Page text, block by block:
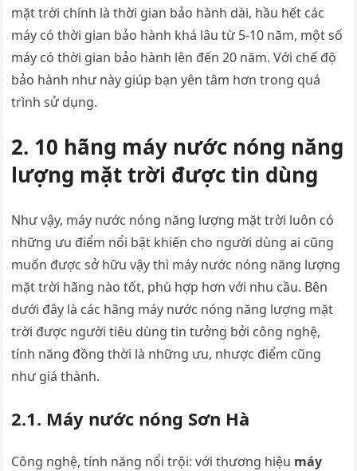
mặt trời chính là thời gian bảo hành dài, hầu hết các
máy có thời gian bảo hành khá lâu từ 5-10 năm, một số
máy có thời gian bảo hành lên đến 20 năm. Với chế độ
bảo hành như này giúp bạn yên tâm hơn trong quá
trình sử dụng.
2. 10 hãng máy nước nóng năng
lượng mặt trời được tin dùng
Như vậy, máy nước nóng năng lượng mặt trời luôn có
những ưu điểm nổi bật khiến cho người dùng ai cũng
muốn được sở hữu vậy thì máy nước nóng năng lượng
mặt trời hãng nào tốt, phù hợp hơn với nhu cầu. Bên
dưới đây là các hãng máy nước nóng năng lượng mặt
trời được người tiêu dùng tin tưởng bởi công nghệ,
tính năng đồng thời là những ưu, nhược điểm cũng
như giá thành.
2.1. Máy nước nóng Sơn Hà
Công nghệ, tính năng nổi trội: với thương hiệu máy